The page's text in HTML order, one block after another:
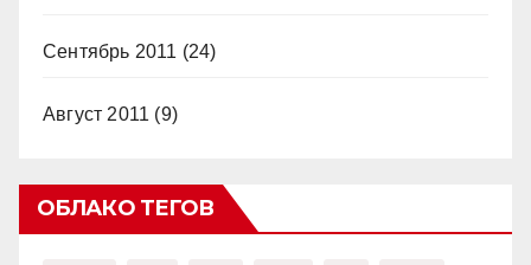
Сентябрь 2011 (24)
Август 2011 (9)
ОБЛАКО ТЕГОВ